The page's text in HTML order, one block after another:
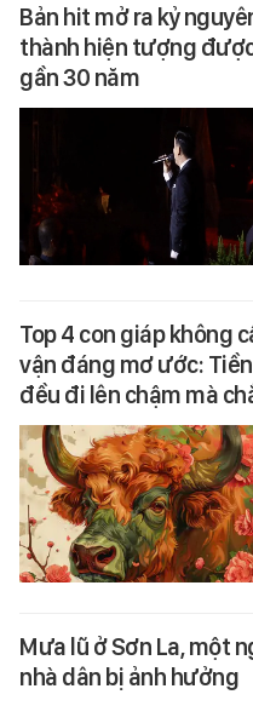
Bản hit mở ra kỷ
thành hiện tượng
gần 30 năm
Top 4 con giáp không
vận đáng mơ ước:
đều đi lên chậm mà
Mưa lũ ở Sơn La, một
nhà dân bị ảnh hưởng